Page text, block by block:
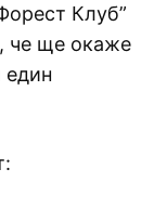
Клуб”
че ще окаже
един